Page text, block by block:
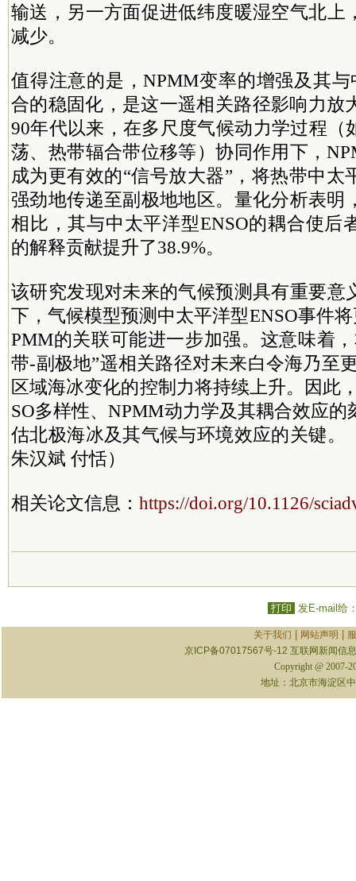
输送，另一方面促进低纬度暖湿空气北上
减少。
值得注意的是，NPMM变率的增强及其与
合的稳固化，是这一遥相关路径影响力放
90年代以来，在多尺度气候动力学过程（
荡、热带辐合带位移等）协同作用下，
成为更有效的“信号放大器”，将热带中太
强劲地传递至副极地地区。量化分析表明
相比，其与中太平洋型ENSO的耦合使后
的解释贡献提升了38.9%。
该研究发现对未来的气候预测具有重要意
下，气候模型预测中太平洋型ENSO事件
PMM的关联可能进一步加强。这意味着
带-副极地”遥相关路径对未来白令海乃至
区域海冰变化的控制力将持续上升。因此
SO多样性、NPMM动力学及其耦合效应
估北极海冰及其气候与环境效应的关键。
朱汉斌 付恬）
相关论文信息： https://doi.org/10.1126/
打印 发E-mail给
关于我们 网站声明
京ICP备07017567号-12 互联网新闻信
Copyright @ 2007-
地址：北京市海淀区